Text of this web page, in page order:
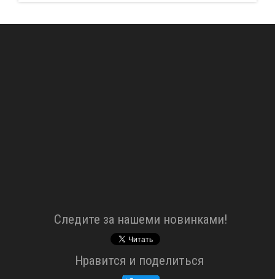
Cледите за нашеми новинками!
Нравится и поделиться